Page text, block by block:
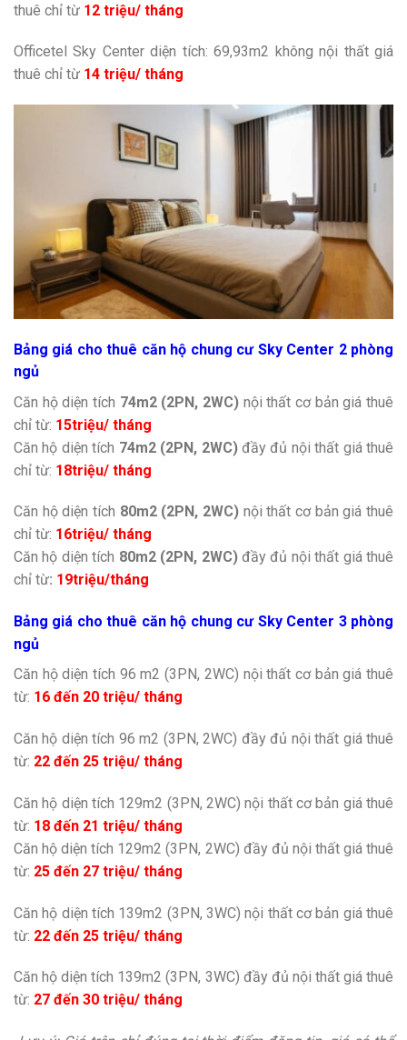
thuê chỉ từ 12 triệu/ tháng
Officetel Sky Center diện tích: 69,93m2 không nội thất giá
thuê chỉ từ 14 triệu/ tháng
Bảng giá cho thuê căn hộ chung cư Sky Center 2 phòng
ngủ
Căn hộ diện tích 74m2 (2PN, 2WC) nội thất cơ bản giá thuê
chỉ từ: 15triệu/ tháng
Căn hộ diện tích 74m2 (2PN, 2WC)đầy đủ nội thất giá thuê
chỉ từ: 18triệu/ tháng
Căn hộ diện tích 80m2 (2PN, 2WC) nội thất cơ bản giá thuê
chỉ từ: 16triệu/ tháng
Căn hộ diện tích 80m2 (2PN, 2WC)đầy đủ nội thất giá thuê
chỉ từ: 19triệu/tháng
Bảng giá cho thuê căn hộ chung cư Sky Center 3 phòng
ngủ
Căn hộ diện tích 96 m2 (3PN, 2WC) nội thất cơ bản giá thuê
từ: 16 đến 20 triệu/ tháng
Căn hộ diện tích 96 m2 (3PN, 2WC) đầy đủ nội thất giá thuê
từ: 22 đến 25 triệu/ tháng
Căn hộ diện tích 129m2 (3PN, 2WC) nội thất cơ bản giá thuê
từ: 18 đến 21 triệu/ tháng
Căn hộ diện tích 129m2 (3PN, 2WC) đầy đủ nội thất giá thuê
từ: 25 đến 27 triệu/ tháng
Căn hộ diện tích 139m2 (3PN, 3WC) nội thất cơ bản giá thuê
từ: 22 đến 25 triệu/ tháng
Căn hộ diện tích 139m2 (3PN, 3WC) đầy đủ nội thất giá thuê
từ: 27 đến 30 triệu/ tháng